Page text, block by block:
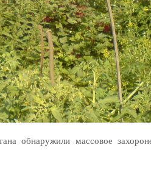
обнаружили массовое